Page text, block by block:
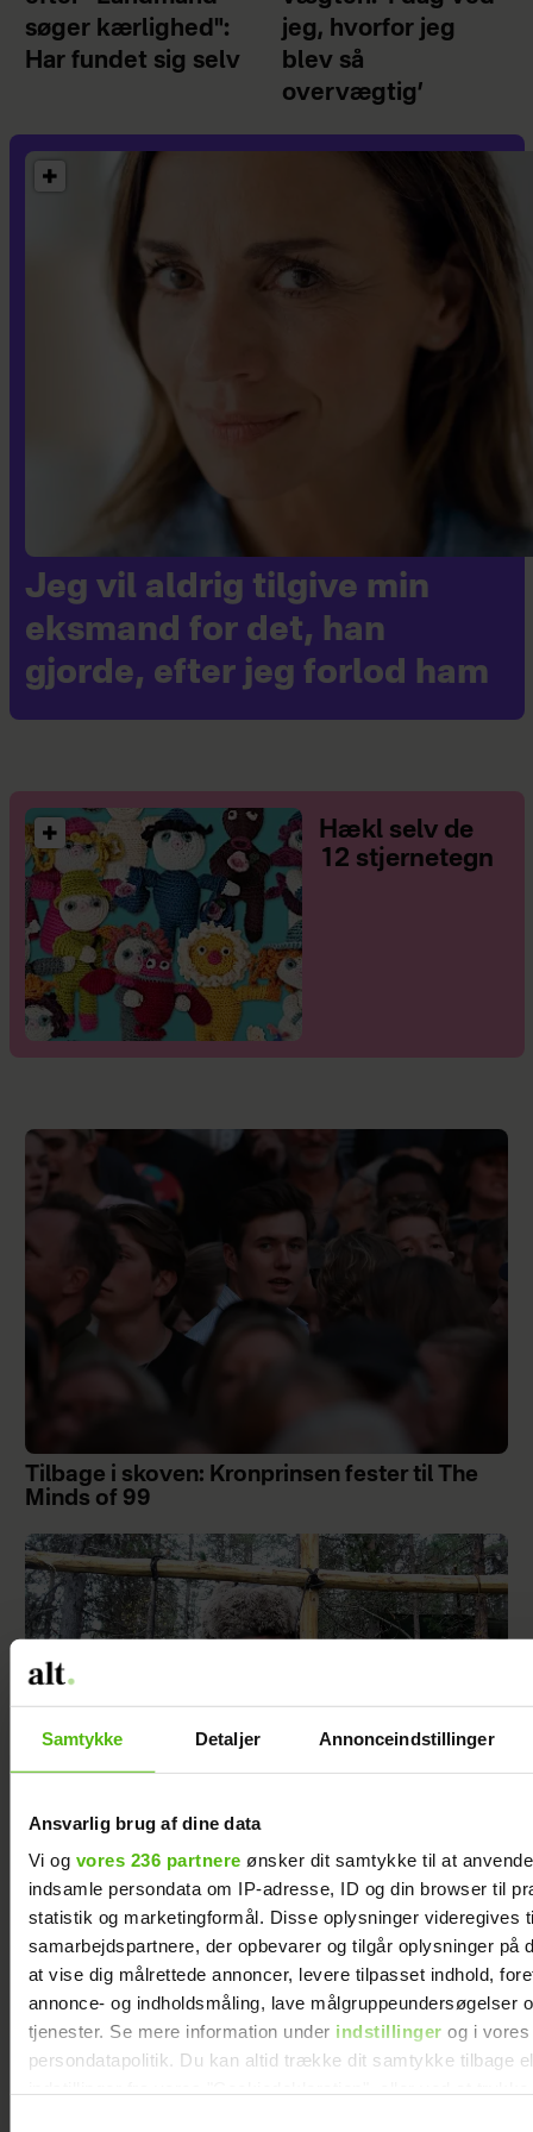
Samtykke Detaljer Annonceindstillinger
Ansvarlig brug af dine data
Vi og vores 236 partnere ønsker dit samtykke til at
indsamle persondata om IP-adresse, ID og din browser til
statistik og marketingformål. Disse oplysninger videregives
samarbejdspartnere, der opbevarer og tilgår oplysninger på
at vise dig målrettede annoncer, levere tilpasset indhold,
annonce- og indholdsmåling, lave målgruppeundersøgelser
tjenester. Se mere information under indstillinger og i vores
persondatapolitik. Du kan altid trække dit samtykke tilbage
søger kærlighed":
Har fundet sig selv
jeg, hvorfor jeg
blev så
overvægtig’
Jeg vil aldrig tilgive min
eksmand for det, han
gjorde, efter jeg forlod ham
Hækl selv de
12 stjernetegn
Tilbage i skoven: Kronprinsen fester til The
Minds of 99
Lusket plan i vildmarken: Sådan opstod Niels
Nævesvin